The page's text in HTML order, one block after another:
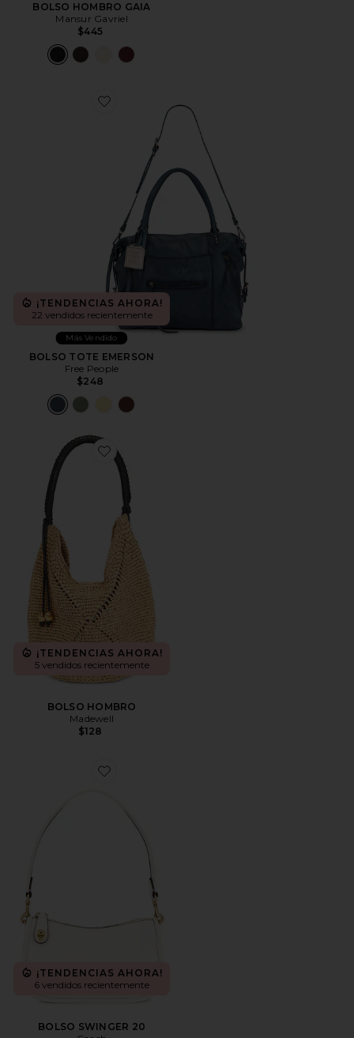
BOLSO HOMBRO GAIA
Mansur Gavriel
$445
Favorite BOLSO TOTE EMERSON
¡TENDENCIAS AHORA!
22 vendidos recientemente
Más Vendido
BOLSO TOTE EMERSON
Free People
$248
Favorite BOLSO HOMBRO
¡TENDENCIAS AHORA!
5 vendidos recientemente
BOLSO HOMBRO
Madewell
$128
Favorite BOLSO SWINGER 20
¡TENDENCIAS AHORA!
6 vendidos recientemente
BOLSO SWINGER 20